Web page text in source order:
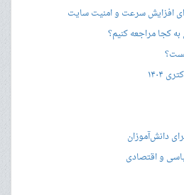
افزایش سرعت و امنیت سایت
کجا مراجعه کنیم؟
۱۴۰۴
دانش‌آموزان
و اقتصادی